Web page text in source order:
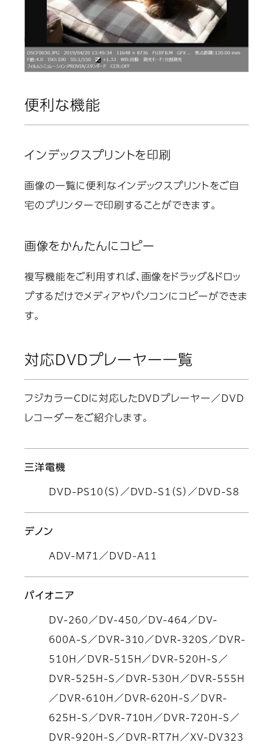
便利な機能
インデックスプリントを印刷
画像の一覧に便利なインデックスプリントをご自
宅のプリンターで印刷することができます。
画像をかんたんにコピー
複写機能をご利用すれば、画像をドラッグ＆ドロッ
プするだけでメディアやパソコンにコピーができま
す。
対応DVDプレーヤー一覧
フジカラーCDに対応したDVDプレーヤー／DVD
レコーダーをご紹介します。
三洋電機
DVD-PS10（S）／DVD-S1（S）／DVD-S8
デノン
ADV-M71／DVD-A11
パイオニア
DV-260／DV-450／DV-464／DV-
600A-S／DVR-310／DVR-320S／DVR-
510H／DVR-515H／DVR-520H-S／
DVR-525H-S／DVR-530H／DVR-555H
／DVR-610H／DVR-620H-S／DVR-
625H-S／DVR-710H／DVR-720H-S／
DVR-920H-S／DVR-RT7H／XV-DV323